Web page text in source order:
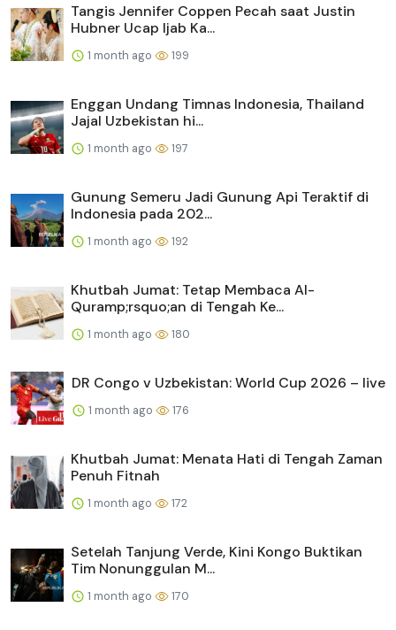
Tangis Jennifer Coppen Pecah saat Justin
Hubner Ucap Ijab Ka...
1 month ago 199
Enggan Undang Timnas Indonesia, Thailand
Jajal Uzbekistan hi...
1 month ago 197
Gunung Semeru Jadi Gunung Api Teraktif di
Indonesia pada 202...
1 month ago 192
Khutbah Jumat: Tetap Membaca Al-
Quramp;rsquo;an di Tengah Ke...
1 month ago 180
DR Congo v Uzbekistan: World Cup 2026 – live
1 month ago 176
Khutbah Jumat: Menata Hati di Tengah Zaman
Penuh Fitnah
1 month ago 172
Setelah Tanjung Verde, Kini Kongo Buktikan
Tim Nonunggulan M...
1 month ago 170